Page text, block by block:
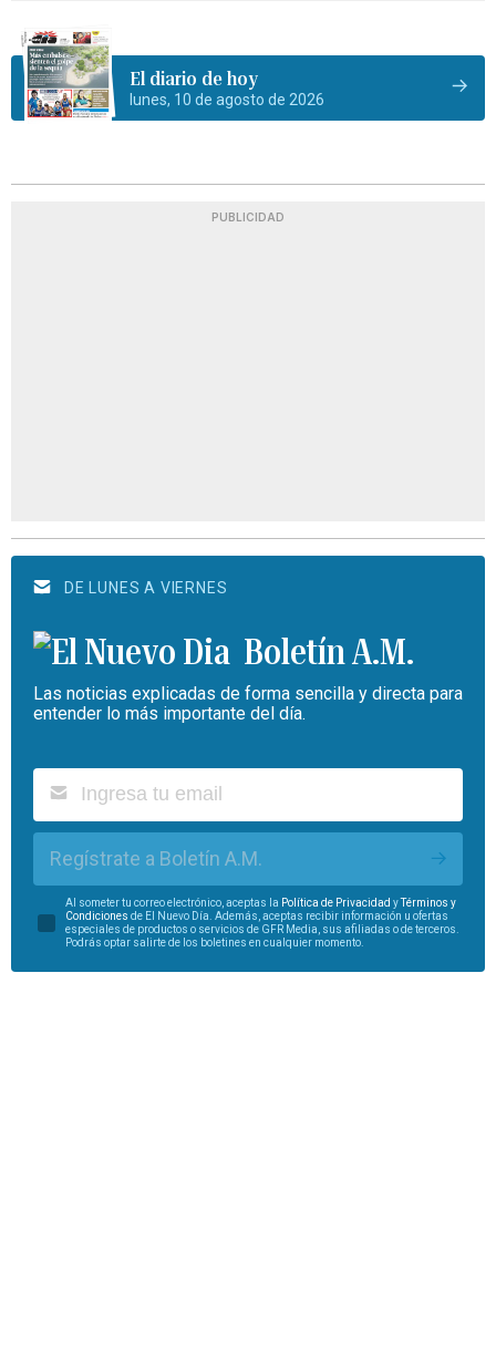
El diario de hoy
lunes, 10 de agosto de 2026
PUBLICIDAD
DE LUNES A VIERNES
Boletín A.M.
Las noticias explicadas de forma sencilla y directa para
entender lo más importante del día.
Regístrate a Boletín A.M.
Al someter tu correo electrónico, aceptas la Política de Privacidad yTérminos y
Condiciones de El Nuevo Día. Además, aceptas recibir información u ofertas
especiales de productos o servicios de GFR Media, sus afiliadas o de terceros.
Podrás optar salirte de los boletines en cualquier momento.